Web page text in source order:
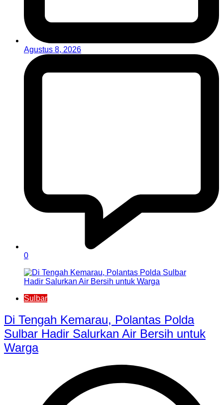
Agustus 8, 2026
0
Sulbar
Di Tengah Kemarau, Polantas Polda
Sulbar Hadir Salurkan Air Bersih untuk
Warga